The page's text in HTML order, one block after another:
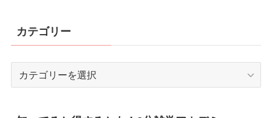
カテゴリー
リ